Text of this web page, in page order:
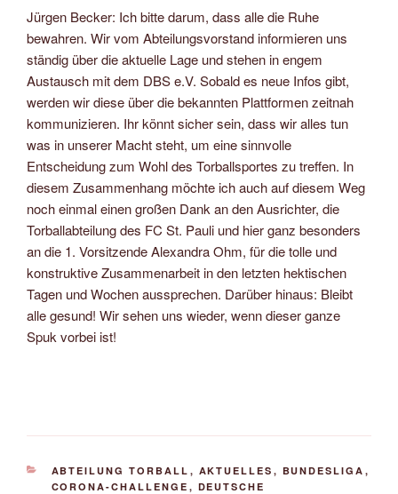
Jürgen Becker: Ich bitte darum, dass alle die Ruhe
bewahren. Wir vom Abteilungsvorstand informieren uns
ständig über die aktuelle Lage und stehen in engem
Austausch mit dem DBS e.V. Sobald es neue Infos gibt,
werden wir diese über die bekannten Plattformen zeitnah
kommunizieren. Ihr könnt sicher sein, dass wir alles tun
was in unserer Macht steht, um eine sinnvolle
Entscheidung zum Wohl des Torballsportes zu treffen. In
diesem Zusammenhang möchte ich auch auf diesem Weg
noch einmal einen großen Dank an den Ausrichter, die
Torballabteilung des FC St. Pauli und hier ganz besonders
an die 1. Vorsitzende Alexandra Ohm, für die tolle und
konstruktive Zusammenarbeit in den letzten hektischen
Tagen und Wochen aussprechen. Darüber hinaus: Bleibt
alle gesund! Wir sehen uns wieder, wenn dieser ganze
Spuk vorbei ist!
KATEGORIEN
ABTEILUNG TORBALL , AKTUELLES , BUNDESLIGA ,
CORONA-CHALLENGE , DEUTSCHE